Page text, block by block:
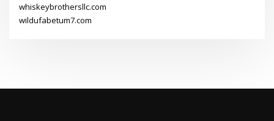
whiskeybrothersllc.com
wildufabetum7.com